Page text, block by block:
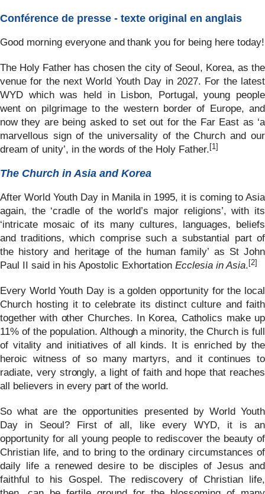
Conférence de presse - texte original en anglais
Good morning everyone and thank you for being here today!
The Holy Father has chosen the city of Seoul, Korea, as the
venue for the next World Youth Day in 2027. For the latest
WYD which was held in Lisbon, Portugal, young people
went on pilgrimage to the western border of Europe, and
now they are being asked to set out for the Far East as ‘a
marvellous sign of the universality of the Church and our
dream of unity’, in the words of the Holy Father. [1]
The Church in Asia and Korea
After World Youth Day in Manila in 1995, it is coming to Asia
again, the ‘cradle of the world’s major religions’, with its
‘intricate mosaic of its many cultures, languages, beliefs
and traditions, which comprise such a substantial part of
the history and heritage of the human family’ as St John
Paul II said in his Apostolic ExhortationEcclesia in Asia. [2]
Every World Youth Day is a golden opportunity for the local
Church hosting it to celebrate its distinct culture and faith
together with other Churches. In Korea, Catholics make up
11% of the population. Although a minority, the Church is full
of vitality and initiatives of all kinds. It is enriched by the
heroic witness of so many martyrs, and it continues to
radiate, very strongly, a light of faith and hope that reaches
all believers in every part of the world.
So what are the opportunities presented by World Youth
Day in Seoul? First of all, like every WYD, it is an
opportunity for all young people to rediscover the beauty of
Christian life, and to bring to the ordinary circumstances of
daily life a renewed desire to be disciples of Jesus and
faithful to his Gospel. The rediscovery of Christian life,